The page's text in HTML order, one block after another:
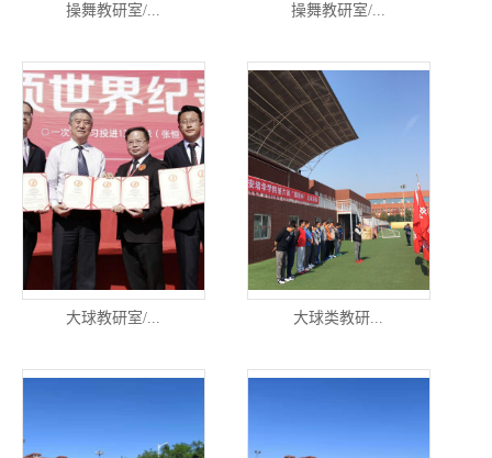
操舞教研室/... 操舞教研室/...
大球教研室/... 大球类教研...